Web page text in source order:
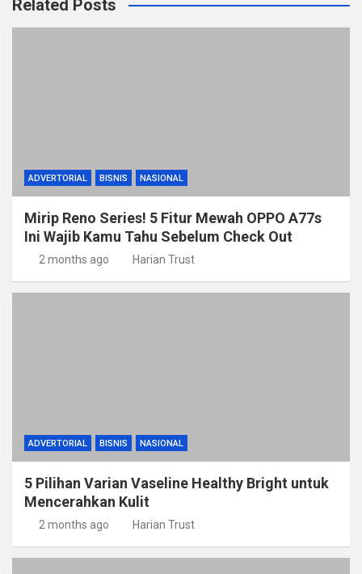
Related Posts
ADVERTORIAL BISNIS NASIONAL
Mirip Reno Series! 5 Fitur Mewah OPPO A77s
Ini Wajib Kamu Tahu Sebelum Check Out
2 months ago Harian Trust
ADVERTORIAL BISNIS NASIONAL
5 Pilihan Varian Vaseline Healthy Bright untuk
Mencerahkan Kulit
2 months ago Harian Trust